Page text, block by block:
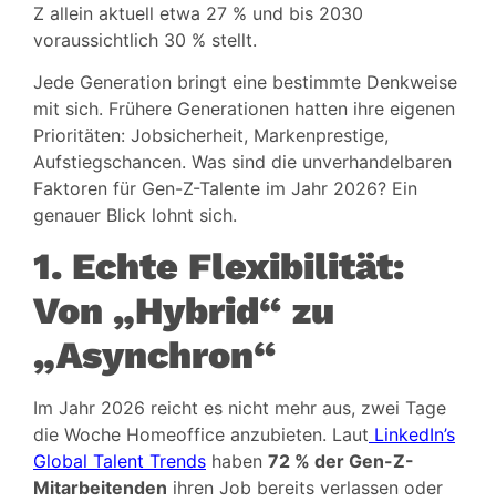
Z allein aktuell etwa 27 % und bis 2030
voraussichtlich 30 % stellt.
Jede Generation bringt eine bestimmte Denkweise
mit sich. Frühere Generationen hatten ihre eigenen
Prioritäten: Jobsicherheit, Markenprestige,
Aufstiegschancen. Was sind die unverhandelbaren
Faktoren für Gen-Z-Talente im Jahr 2026? Ein
genauer Blick lohnt sich.
1. Echte Flexibilität:
Von „Hybrid“ zu
„Asynchron“
Im Jahr 2026 reicht es nicht mehr aus, zwei Tage
die Woche Homeoffice anzubieten. Laut LinkedIn’s
Global Talent Trends haben 72 % der Gen-Z-
Mitarbeitenden ihren Job bereits verlassen oder